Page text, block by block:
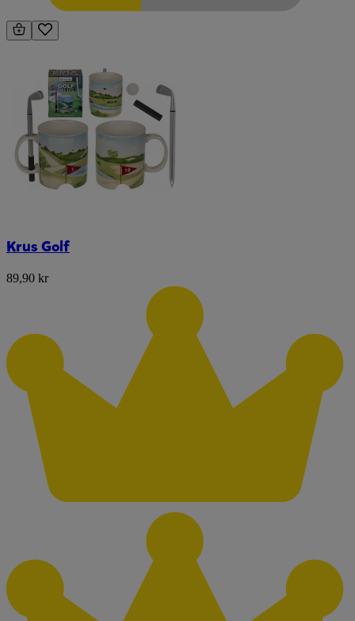
Krus Golf
89,90 kr